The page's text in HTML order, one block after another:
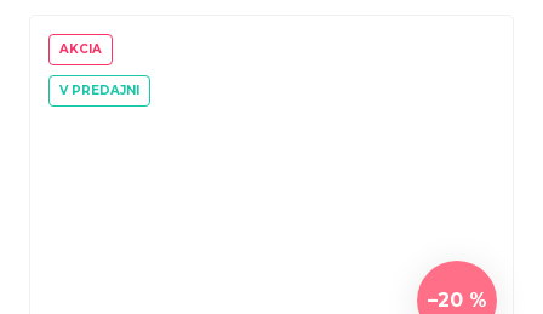
AKCIA
V PREDAJNI
–20 %